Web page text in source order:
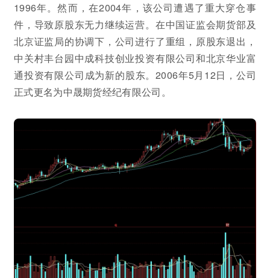
1996年。然而，在2004年，该公司遭遇了重大穿仓事
件，导致原股东无力继续运营。在中国证监会期货部及
北京证监局的协调下，公司进行了重组，原股东退出，
中关村丰台园中成科技创业投资有限公司和北京华业富
通投资有限公司成为新的股东。2006年5月12日，公司
正式更名为中晟期货经纪有限公司。